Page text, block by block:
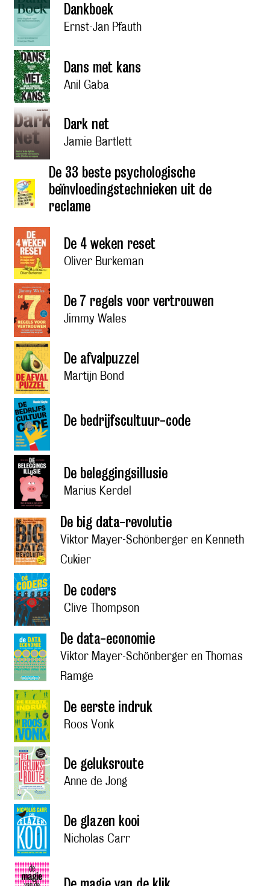
Dankboek
Ernst-Jan Pfauth
Dans met kans
Anil Gaba
Dark net
Jamie Bartlett
De 33 beste psychologische
beïnvloedingstechnieken uit de
reclame
De 4 weken reset
Oliver Burkeman
De 7 regels voor vertrouwen
Jimmy Wales
De afvalpuzzel
Martijn Bond
De bedrijfscultuur-code
De beleggingsillusie
Marius Kerdel
De big data-revolutie
Viktor Mayer-Schönberger en Kenneth
Cukier
De coders
Clive Thompson
De data-economie
Viktor Mayer-Schönberger en Thomas
Ramge
De eerste indruk
Roos Vonk
De geluksroute
Anne de Jong
De glazen kooi
Nicholas Carr